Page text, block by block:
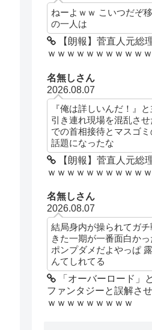
ねーよｗｗ こいつだぞ
の一人は
【朗報】菅直人元総
ｗｗｗｗｗｗｗｗｗｗ
名無しさん
2026.08.07
『俺は詳しいんだ！』
引き連れ現場を混乱さ
での首相接待とマスゴ
話題になったな
【朗報】菅直人元総
ｗｗｗｗｗｗｗｗｗｗ
名無しさん
2026.08.07
結局身内が操られてガ
きた一期が一番面白か
ポンプダメだよやっぱ
んてしれてる
「オーバーロード」
ファンタジーと誤解さ
ｗｗｗｗｗｗｗｗｗ